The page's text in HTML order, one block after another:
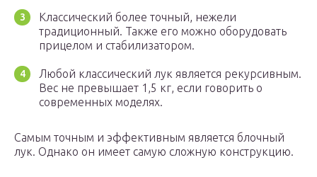
Классический более точный, нежели
традиционный. Также его можно оборудовать
прицелом и стабилизатором.
Любой классический лук является рекурсивным.
Вес не превышает 1,5 кг, если говорить о
современных моделях.
Самым точным и эффективным является блочный
лук. Однако он имеет самую сложную конструкцию.